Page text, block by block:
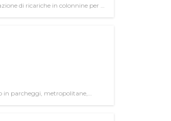
di ricariche in colonnine per il
in parcheggi, metropolitane,